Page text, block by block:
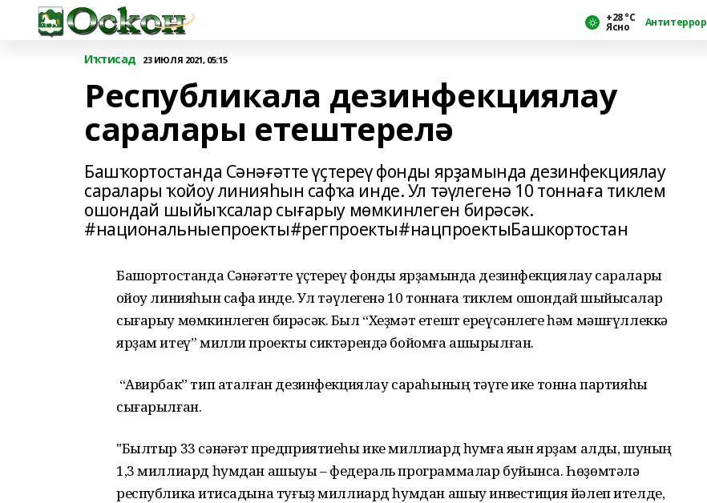
+28 °С
Ясно Антитеррор
Иҡтисад 23 ИЮЛЯ 2021, 05:15
Республикала дезинфекциялау
саралары етештерелә
Башҡортостанда Сәнәғәтте үҫтереү фонды ярҙамында дезинфекциялау
саралары ҡойоу линияһын сафҡа инде. Ул тәүлегенә 10 тоннаға тиклем
ошондай шыйыҡсалар сығарыу мөмкинлеген бирәсәк.
#национальныепроекты#регпроекты#нацпроектыБашкортостан
Башҡортостанда Сәнәғәтте үҫтереү фонды ярҙамында дезинфекциялау саралары
ҡойоу линияһын сафҡа инде. Ул тәүлегенә 10 тоннаға тиклем ошондай шыйыҡсалар
сығарыу мөмкинлеген бирәсәк. Был “Хеҙмәт етешт ереүсәнлеге һәм мәшғүллеккә
ярҙам итеү” милли проекты сиктәрендә бойомға ашырылған.
“Авирбак” тип аталған дезинфекциялау сараһының тәүге ике тонна партияһы
сығарылған.
"Былтыр 33 сәнәғәт предприятиеһы ике миллиард һумға яҡын ярҙам алды, шуның
1,3 миллиард һумдан ашыуы – федераль программалар буйынса. Һөҙөмтәлә
республика иҡтисадына туғыҙ миллиард һумдан ашыу инвестиция йәлеп ителде,